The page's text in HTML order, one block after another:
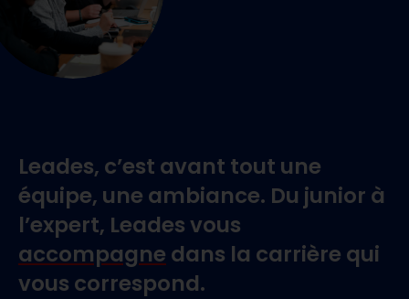
Leades, c’est avant tout une
équipe, une ambiance. Du junior à
l’expert, Leades vous
accompagne dans la carrière qui
vous correspond.